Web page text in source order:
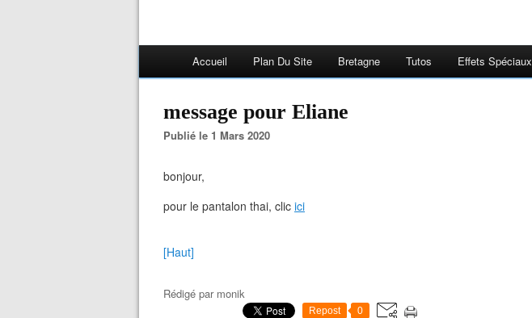
Accueil Plan Du Site Bretagne Tutos Effets Spéciaux
message pour Eliane
Publié le 1 Mars 2020
bonjour,
pour le pantalon thai, clic ici
[Haut]
Rédigé par monik
Repost 0